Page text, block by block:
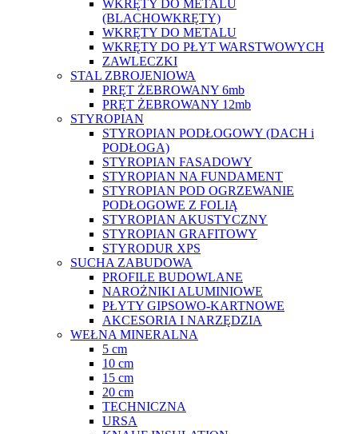
WKRĘTY DO METALU
(BLACHOWKRĘTY)
WKRĘTY DO METALU
WKRĘTY DO PŁYT WARSTWOWYCH
ZAWLECZKI
STAL ZBROJENIOWA
PRĘT ŻEBROWANY 6mb
PRĘT ŻEBROWANY 12mb
STYROPIAN
STYROPIAN PODŁOGOWY (DACH i
PODŁOGA)
STYROPIAN FASADOWY
STYROPIAN NA FUNDAMENT
STYROPIAN POD OGRZEWANIE
PODŁOGOWE Z FOLIĄ
STYROPIAN AKUSTYCZNY
STYROPIAN GRAFITOWY
STYRODUR XPS
SUCHA ZABUDOWA
PROFILE BUDOWLANE
NAROŻNIKI ALUMINIOWE
PŁYTY GIPSOWO-KARTNOWE
AKCESORIA I NARZĘDZIA
WEŁNA MINERALNA
5 cm
10 cm
15 cm
20 cm
TECHNICZNA
URSA